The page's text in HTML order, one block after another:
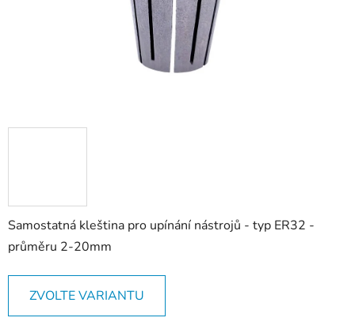
Samostatná kleština pro upínání nástrojů - typ ER32 -
průměru 2-20mm
ZVOLTE VARIANTU